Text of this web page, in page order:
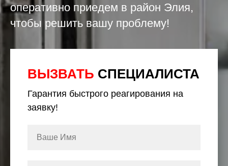
оперативно приедем в район Элия,
чтобы решить вашу проблему!
ВЫЗВАТЬ СПЕЦИАЛИСТА
Гарантия быстрого реагирования на
заявку!